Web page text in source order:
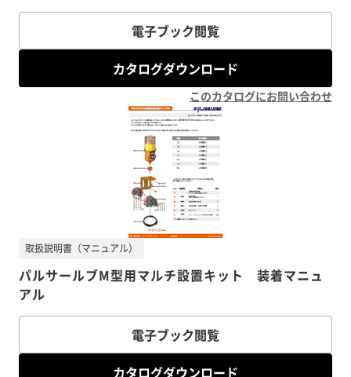
電子ブック閲覧
カタログダウンロード
このカタログにお問い合わせ
パルサールブM型用マルチ設置キット 装着マニュ
アル
取扱説明書（マニュアル）
電子ブック閲覧
カタログダウンロード